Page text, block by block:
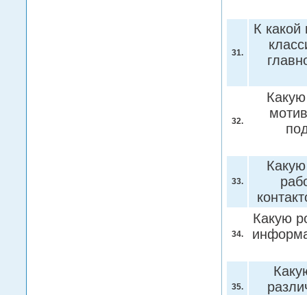
31.
К какой
32.
33.
34.
Какую
35.